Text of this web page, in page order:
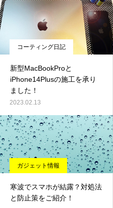
コーティング日記
新型MacBookProと
iPhone14Plusの施工を承り
ました！
2023.02.13
ガジェット情報
寒波でスマホが結露？対処法
と防止策をご紹介！